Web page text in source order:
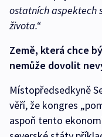
ostatních aspektech
života.“
Země, která chce
nemůže dovolit
Místopředsedkyně
věří, že kongres
aspoň tento